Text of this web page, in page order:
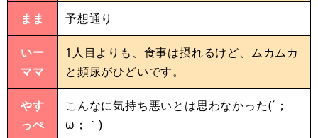
まま 予想通り
いー
ママ
1人目よりも、食事は摂れるけど、ムカムカ
と頻尿がひどいです。
やす
っぺ
こんなに気持ち悪いとは思わなかった(´；
ω；｀)